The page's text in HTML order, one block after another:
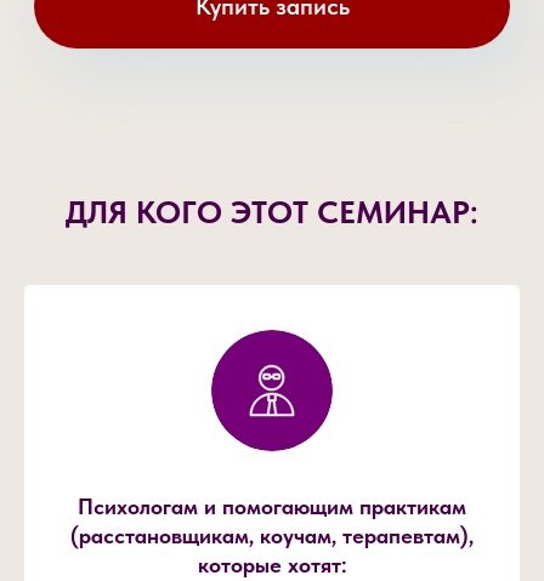
ДЛЯ КОГО ЭТОТ СЕМИНАР:
Психологам и помогающим практикам
(расстановщикам, коучам, терапевтам),
которые хотят: